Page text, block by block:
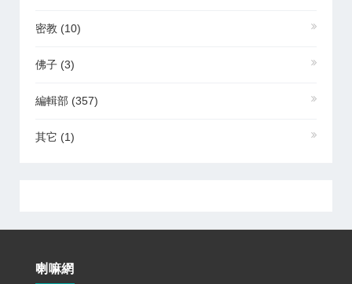
密教 (10)
佛子 (3)
編輯部 (357)
其它 (1)
喇嘛網